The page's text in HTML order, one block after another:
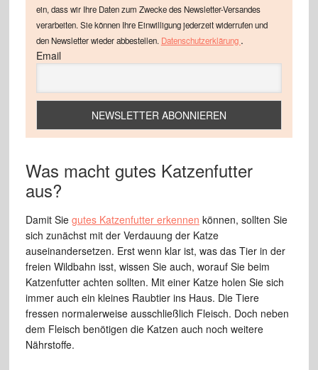
ein, dass wir Ihre Daten zum Zwecke des Newsletter-Versandes
verarbeiten. Sie können Ihre Einwilligung jederzeit widerrufen und
den Newsletter wieder abbestellen. Datenschutzerklärung .
Email
Was macht gutes Katzenfutter
aus?
Damit Sie gutes Katzenfutter erkennen können, sollten Sie
sich zunächst mit der Verdauung der Katze
auseinandersetzen. Erst wenn klar ist, was das Tier in der
freien Wildbahn isst, wissen Sie auch, worauf Sie beim
Katzenfutter achten sollten. Mit einer Katze holen Sie sich
immer auch ein kleines Raubtier ins Haus. Die Tiere
fressen normalerweise ausschließlich Fleisch. Doch neben
dem Fleisch benötigen die Katzen auch noch weitere
Nährstoffe.